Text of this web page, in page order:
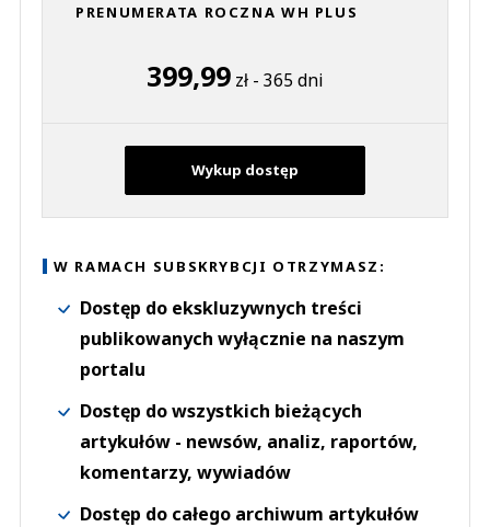
PRENUMERATA ROCZNA WH PLUS
399,99zł - 365 dni
Wykup dostęp
W RAMACH SUBSKRYBCJI OTRZYMASZ:
Dostęp do ekskluzywnych treści
publikowanych wyłącznie na naszym
portalu
Dostęp do wszystkich bieżących
artykułów - newsów, analiz, raportów,
komentarzy, wywiadów
Dostęp do całego archiwum artykułów